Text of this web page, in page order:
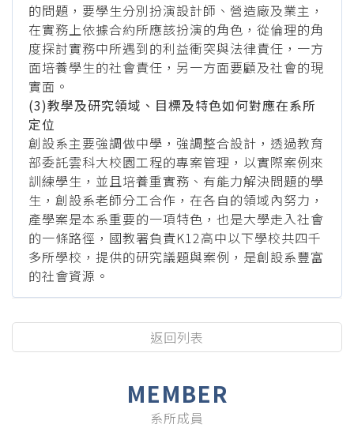
MEMBER
系所成員
的問題，要學生分別扮演設計師、營造廠及業主，
在實務上依據合約所應該扮演的角色，從倫理的角
度探討實務中所遇到的利益衝突與法律責任，一方
面培養學生的社會責任，另一方面要顧及社會的現
實面。
(3)教學及研究領域、目標及特色如何對應在系所
定位
創設系主要強調做中學，強調整合設計，透過教育
部委託雲科大校園工程的專案管理，以實際案例來
訓練學生，並且培養重實務、有能力解決問題的學
生，創設系老師分工合作，在各自的領域內努力，
產學案是本系重要的一項特色，也是大學走入社會
的一條路徑，國教署負責K12高中以下學校共四千
多所學校，提供的研究議題與案例，是創設系豐富
的社會資源。
返回列表